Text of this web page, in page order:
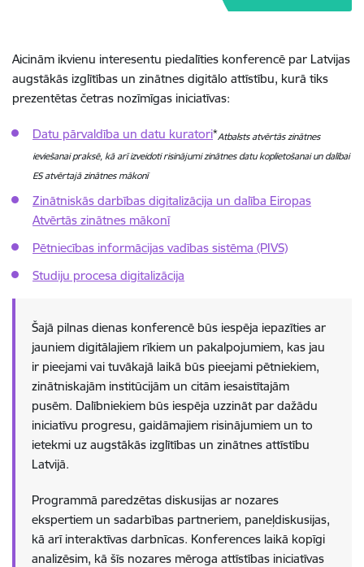
Aicinām ikvienu interesentu piedalīties konferencē par Latvijas
augstākās izglītības un zinātnes digitālo attīstību, kurā tiks
prezentētas četras nozīmīgas iniciatīvas:
Datu pārvaldība un datu kuratori*Atbalsts atvērtās zinātnes
ieviešanai praksē, kā arī izveidoti risinājumi zinātnes datu koplietošanai un dalībai
ES atvērtajā zinātnes mākonī
Zinātniskās darbības digitalizācija un dalība Eiropas
Atvērtās zinātnes mākonī
Pētniecības informācijas vadības sistēma (PIVS)
Studiju procesa digitalizācija
Šajā pilnas dienas konferencē būs iespēja iepazīties ar
jauniem digitālajiem rīkiem un pakalpojumiem, kas jau
ir pieejami vai tuvākajā laikā būs pieejami pētniekiem,
zinātniskajām institūcijām un citām iesaistītajām
pusēm. Dalībniekiem būs iespēja uzzināt par dažādu
iniciatīvu progresu, gaidāmajiem risinājumiem un to
ietekmi uz augstākās izglītības un zinātnes attīstību
Latvijā.
Programmā paredzētas diskusijas ar nozares
ekspertiem un sadarbības partneriem, paneļdiskusijas,
kā arī interaktīvas darbnīcas. Konferences laikā kopīgi
analizēsim, kā šīs nozares mēroga attīstības iniciatīvas